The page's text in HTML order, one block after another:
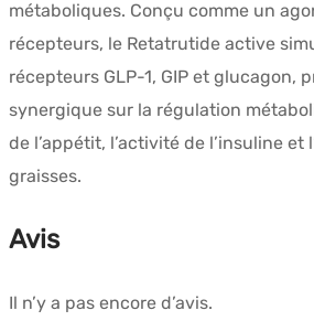
métaboliques. Conçu comme un
récepteurs, le Retatrutide active
récepteurs GLP-1, GIP et glucagon,
synergique sur la régulation
de l’appétit, l’activité de l’insuline et
graisses.
Avis
Il n’y a pas encore d’avis.